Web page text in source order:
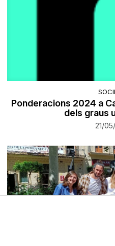
Ponderacions 2024 a
dels graus
21/